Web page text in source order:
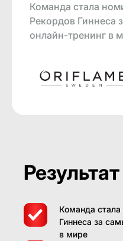
Команда стала
Рекордов Гиннеса
онлайн-тренинг в
Результат
Команда
Гиннеса за
в мире